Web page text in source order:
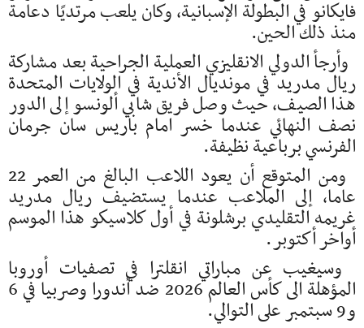
فايكانو في البطولة الإسبانية، وكان يلعب مرتديًا دعامة
منذ ذلك الحين.
وأرجأ الدولي الانقليزي العملية الجراحية بعد مشاركة
ريال مدريد في مونديال الأندية في الولايات المتحدة
هذا الصيف، حيث وصل فريق شابي ألونسو إلى الدور
نصف النهائي عندما خسر امام باريس سان جرمان
الفرنسي برباعية نظيفة.
ومن المتوقع أن يعود اللاعب البالغ من العمر 22
عاما، إلى الملاعب عندما يستضيف ريال مدريد
غريمه التقليدي برشلونة في أول كلاسيكو هذا الموسم
أواخر أكتوبر.
وسيغيب عن مباراتي انقلترا في تصفيات أوروبا
المؤهلة الى كأس العالم 2026 ضد أندورا وصربيا في 6
و9 سبتمبر على التوالي.